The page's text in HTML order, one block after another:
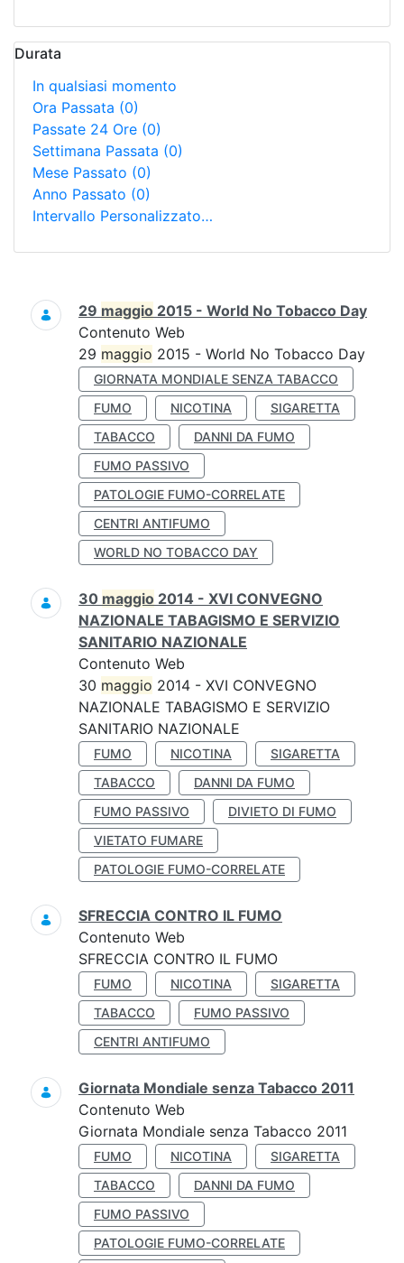
Durata
In qualsiasi momento
Ora Passata (0)
Passate 24 Ore (0)
Settimana Passata (0)
Mese Passato (0)
Anno Passato (0)
Intervallo Personalizzato…
Ricerca
29 maggio 2015 - World No Tobacco Day
Contenuto Web
29 maggio 2015 - World No Tobacco Day
GIORNATA MONDIALE SENZA TABACCO
FUMO
NICOTINA
SIGARETTA
TABACCO
DANNI DA FUMO
FUMO PASSIVO
PATOLOGIE FUMO-CORRELATE
CENTRI ANTIFUMO
WORLD NO TOBACCO DAY
30 maggio 2014 - XVI CONVEGNO
NAZIONALE TABAGISMO E SERVIZIO
SANITARIO NAZIONALE
Contenuto Web
30 maggio 2014 - XVI CONVEGNO
NAZIONALE TABAGISMO E SERVIZIO
SANITARIO NAZIONALE
FUMO NICOTINA
SIGARETTA
TABACCO
DANNI DA FUMO
FUMO PASSIVO
DIVIETO DI FUMO
VIETATO FUMARE
PATOLOGIE FUMO-CORRELATE
SFRECCIA CONTRO IL FUMO
Contenuto Web
SFRECCIA CONTRO IL FUMO
FUMO NICOTINA
SIGARETTA
TABACCO
FUMO PASSIVO
CENTRI ANTIFUMO
Giornata Mondiale senza Tabacco 2011
Contenuto Web
Giornata Mondiale senza Tabacco 2011
FUMO NICOTINA
SIGARETTA
TABACCO
DANNI DA FUMO
FUMO PASSIVO
PATOLOGIE FUMO-CORRELATE